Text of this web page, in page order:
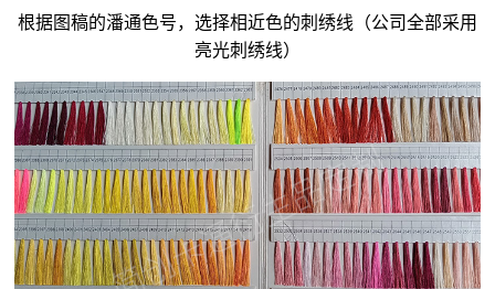
根据图稿的潘通色号，选择相近色的刺绣线（公司全部采用
亮光刺绣线）